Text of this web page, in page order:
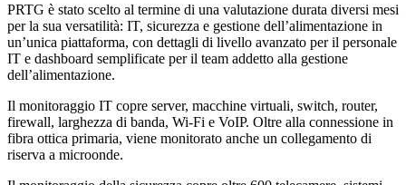
PRTG è stato scelto al termine di una valutazione durata diversi mesi
per la sua versatilità: IT, sicurezza e gestione dell’alimentazione in
un’unica piattaforma, con dettagli di livello avanzato per il personale
IT e dashboard semplificate per il team addetto alla gestione
dell’alimentazione.
Il monitoraggio IT copre server, macchine virtuali, switch, router,
firewall, larghezza di banda, Wi-Fi e VoIP. Oltre alla connessione in
fibra ottica primaria, viene monitorato anche un collegamento di
riserva a microonde.